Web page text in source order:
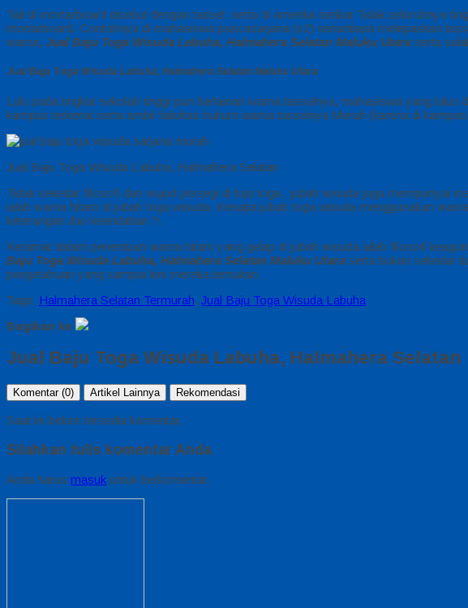
Tali di mortarboard disebut dengan tassel. serta di amerika serikat Tidak seluruhnya
mortarboard. Contohnya di mahasiswa pascasarjana (s2) senantiasa melepaskan
warna, Jual Baju Toga Wisuda Labuha, Halmahera Selatan Maluku Utara serta
Jual Baju Toga Wisuda Labuha, Halmahera Selatan Maluku Utara
Lalu pada tingkat sekolah tinggi pun berlainan warna tasselnya, mahasiswa yang
kampus terkenal serta ambil fakultas hukum warna tasselnya Merah (karena di
Jual Baju Toga Wisuda Labuha, Halmahera Selatan
Tidak sekedar filosofi dari wujud persegi di topi toga , jubah wisuda juga mempunyai
ialah warna hitam di jubah toga wisuda. Kenapa jubah toga wisuda menggunakan
keterangan dan kerindahan ?.
Keramat dalam penentuan warna hitam yang gelap di jubah wisuda ialah filosofi
Baju Toga Wisuda Labuha, Halmahera Selatan Maluku Utara serta bukan sekedar
pengetahuan yang sampai kini mereka temukan.
Tags: Halmahera Selatan Termurah, Jual Baju Toga Wisuda Labuha
Bagikan ke
Jual Baju Toga Wisuda Labuha, Halmahera Selatan
Komentar (0) Artikel Lainnya Rekomendasi
Saat ini belum tersedia komentar.
Silahkan tulis komentar Anda
Anda harus masuk untuk berkomentar.